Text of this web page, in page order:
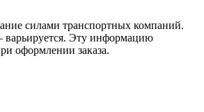
силами транспортных компаний.
Эту информацию
оформлении заказа.